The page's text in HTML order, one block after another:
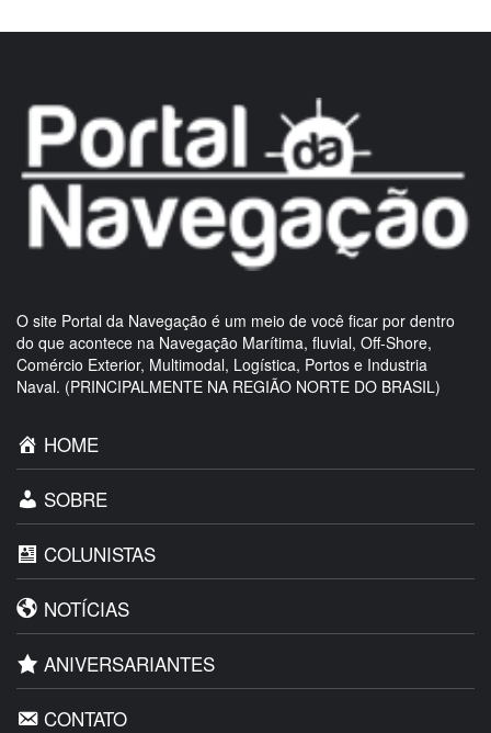
O site Portal da Navegação é um meio de você ficar por dentro
do que acontece na Navegação Marítima, fluvial, Off-Shore,
Comércio Exterior, Multimodal, Logística, Portos e Industria
Naval. (PRINCIPALMENTE NA REGIÃO NORTE DO BRASIL)
HOME
SOBRE
COLUNISTAS
NOTÍCIAS
ANIVERSARIANTES
CONTATO